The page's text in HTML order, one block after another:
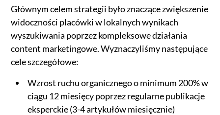
Głównym celem strategii było znaczące zwiększenie
widoczności placówki w lokalnych wynikach
wyszukiwania poprzez kompleksowe działania
content marketingowe. Wyznaczyliśmy następujące
cele szczegółowe:
Wzrost ruchu organicznego o minimum 200% w
ciągu 12 miesięcy poprzez regularne publikacje
eksperckie (3-4 artykułów miesięcznie)